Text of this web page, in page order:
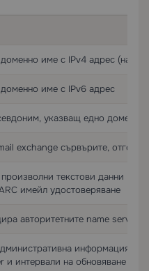
име с IPv4 адрес (напр.
име с IPv6 адрес
указващ едно
exchange сървърите,
текстови данни —
имейл удостоверяване
авторитетните name servers
информация за
и интервали на обновяване